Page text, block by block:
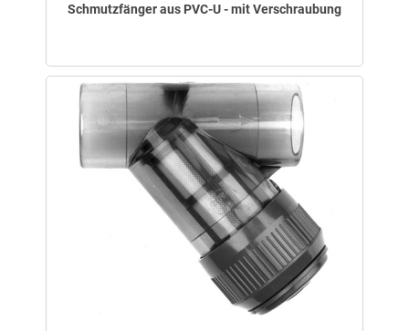
Schmutzfänger aus PVC-U - mit Verschraubung